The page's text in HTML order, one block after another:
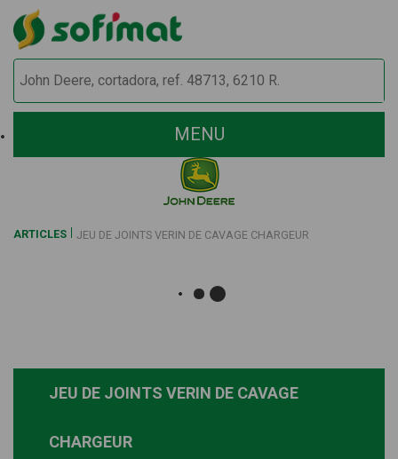
MENU
ARTICLES JEU DE JOINTS VERIN DE CAVAGE CHARGEUR
JEU DE JOINTS VERIN DE CAVAGE
CHARGEUR